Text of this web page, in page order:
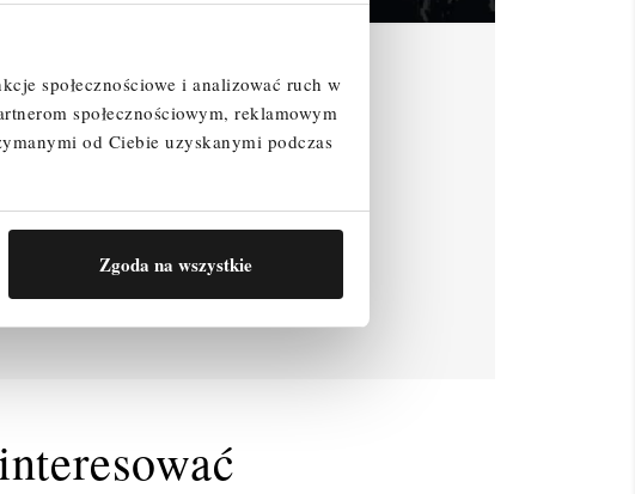
społecznościowe i analizować ruch w
społecznościowym, reklamowym
od Ciebie uzyskanymi podczas
Zgoda na wszystkie